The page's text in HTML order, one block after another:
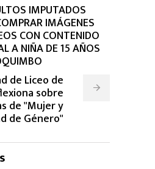
IMPUTADOS
IMÁGENES
CON CONTENIDO
A NIÑA DE 15 AÑOS
de Liceo de
sobre
de "Mujer y
de Género"